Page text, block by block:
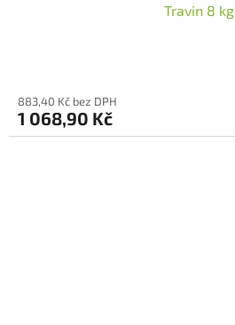
Travin 8 kg
883,40 Kč bez DPH
1 068,90 Kč